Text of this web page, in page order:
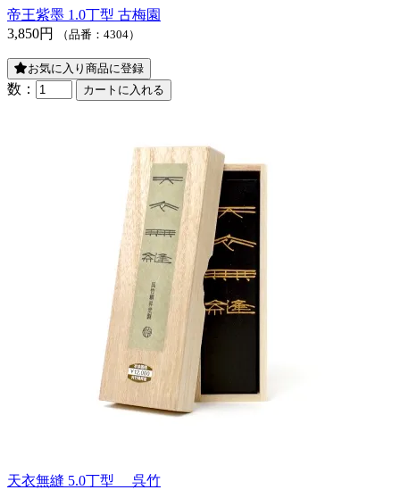
帝王紫墨 1.0丁型 古梅園
3,850円
（品番：4304）
お気に入り商品に登録
数：
天衣無縫 5.0丁型 呉竹